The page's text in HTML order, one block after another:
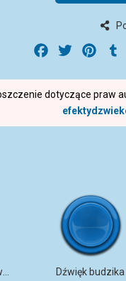
Facebook
Twitter
dotyczące
Dźwięk budzika